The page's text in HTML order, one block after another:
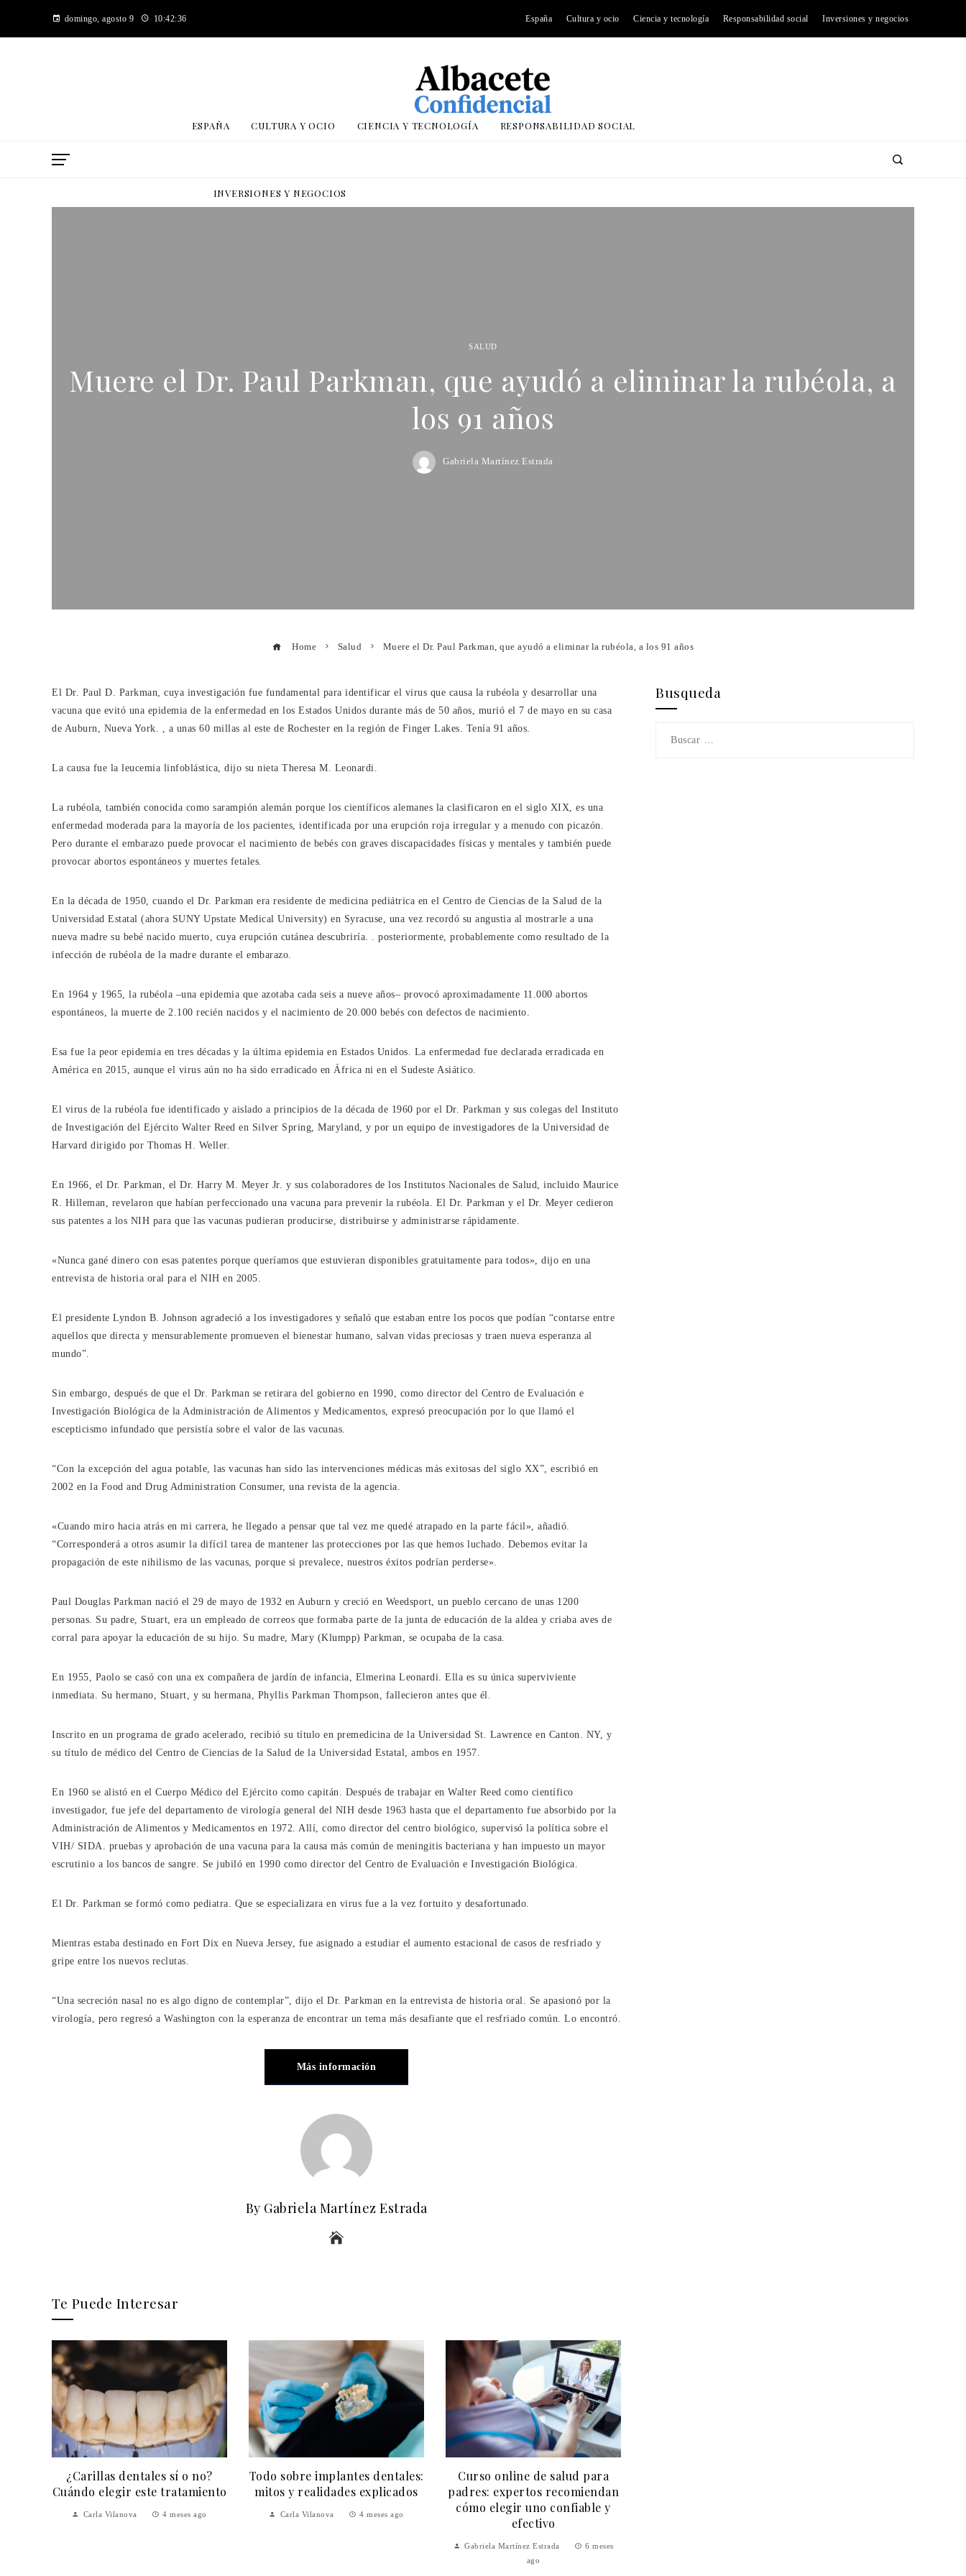
domingo, agosto 9 10:42:37 España Cultura y ocio Ciencia y tecnología Responsabilidad social Inversiones y negocios
ESPAÑA CULTURA Y OCIO CIENCIA Y TECNOLOGÍA RESPONSABILIDAD SOCIAL
INVERSIONES Y NEGOCIOS
SALUD
Muere el Dr. Paul Parkman, que ayudó a eliminar la rubéola, a
los 91 años
Gabriela Martínez Estrada
Home Salud Muere el Dr. Paul Parkman, que ayudó a eliminar la rubéola, a los 91 años
El Dr. Paul D. Parkman, cuya investigación fue fundamental para identificar el virus que causa la rubéola y desarrollar una
vacuna que evitó una epidemia de la enfermedad en los Estados Unidos durante más de 50 años, murió el 7 de mayo en su casa
de Auburn, Nueva York. , a unas 60 millas al este de Rochester en la región de Finger Lakes. Tenía 91 años.
La causa fue la leucemia linfoblástica, dijo su nieta Theresa M. Leonardi.
La rubéola, también conocida como sarampión alemán porque los científicos alemanes la clasificaron en el siglo XIX, es una
enfermedad moderada para la mayoría de los pacientes, identificada por una erupción roja irregular y a menudo con picazón.
Pero durante el embarazo puede provocar el nacimiento de bebés con graves discapacidades físicas y mentales y también puede
provocar abortos espontáneos y muertes fetales.
En la década de 1950, cuando el Dr. Parkman era residente de medicina pediátrica en el Centro de Ciencias de la Salud de la
Universidad Estatal (ahora SUNY Upstate Medical University) en Syracuse, una vez recordó su angustia al mostrarle a una
nueva madre su bebé nacido muerto, cuya erupción cutánea descubriría. . posteriormente, probablemente como resultado de la
infección de rubéola de la madre durante el embarazo.
En 1964 y 1965, la rubéola –una epidemia que azotaba cada seis a nueve años– provocó aproximadamente 11.000 abortos
espontáneos, la muerte de 2.100 recién nacidos y el nacimiento de 20.000 bebés con defectos de nacimiento.
Esa fue la peor epidemia en tres décadas y la última epidemia en Estados Unidos. La enfermedad fue declarada erradicada en
América en 2015, aunque el virus aún no ha sido erradicado en África ni en el Sudeste Asiático.
El virus de la rubéola fue identificado y aislado a principios de la década de 1960 por el Dr. Parkman y sus colegas del Instituto
de Investigación del Ejército Walter Reed en Silver Spring, Maryland, y por un equipo de investigadores de la Universidad de
Harvard dirigido por Thomas H. Weller.
En 1966, el Dr. Parkman, el Dr. Harry M. Meyer Jr. y sus colaboradores de los Institutos Nacionales de Salud, incluido Maurice
R. Hilleman, revelaron que habían perfeccionado una vacuna para prevenir la rubéola. El Dr. Parkman y el Dr. Meyer cedieron
sus patentes a los NIH para que las vacunas pudieran producirse, distribuirse y administrarse rápidamente.
«Nunca gané dinero con esas patentes porque queríamos que estuvieran disponibles gratuitamente para todos», dijo en una
entrevista de historia oral para el NIH en 2005.
El presidente Lyndon B. Johnson agradeció a los investigadores y señaló que estaban entre los pocos que podían “contarse entre
aquellos que directa y mensurablemente promueven el bienestar humano, salvan vidas preciosas y traen nueva esperanza al
mundo”.
Sin embargo, después de que el Dr. Parkman se retirara del gobierno en 1990, como director del Centro de Evaluación e
Investigación Biológica de la Administración de Alimentos y Medicamentos, expresó preocupación por lo que llamó el
escepticismo infundado que persistía sobre el valor de las vacunas.
“Con la excepción del agua potable, las vacunas han sido las intervenciones médicas más exitosas del siglo XX”, escribió en
2002 en la Food and Drug Administration Consumer, una revista de la agencia.
«Cuando miro hacia atrás en mi carrera, he llegado a pensar que tal vez me quedé atrapado en la parte fácil», añadió.
“Corresponderá a otros asumir la difícil tarea de mantener las protecciones por las que hemos luchado. Debemos evitar la
propagación de este nihilismo de las vacunas, porque si prevalece, nuestros éxitos podrían perderse».
Paul Douglas Parkman nació el 29 de mayo de 1932 en Auburn y creció en Weedsport, un pueblo cercano de unas 1200
personas. Su padre, Stuart, era un empleado de correos que formaba parte de la junta de educación de la aldea y criaba aves de
corral para apoyar la educación de su hijo. Su madre, Mary (Klumpp) Parkman, se ocupaba de la casa.
En 1955, Paolo se casó con una ex compañera de jardín de infancia, Elmerina Leonardi. Ella es su única superviviente
inmediata. Su hermano, Stuart, y su hermana, Phyllis Parkman Thompson, fallecieron antes que él.
Inscrito en un programa de grado acelerado, recibió su título en premedicina de la Universidad St. Lawrence en Canton. NY, y
su título de médico del Centro de Ciencias de la Salud de la Universidad Estatal, ambos en 1957.
En 1960 se alistó en el Cuerpo Médico del Ejército como capitán. Después de trabajar en Walter Reed como científico
investigador, fue jefe del departamento de virología general del NIH desde 1963 hasta que el departamento fue absorbido por la
Administración de Alimentos y Medicamentos en 1972. Allí, como director del centro biológico, supervisó la política sobre el
VIH/ SIDA. pruebas y aprobación de una vacuna para la causa más común de meningitis bacteriana y han impuesto un mayor
escrutinio a los bancos de sangre. Se jubiló en 1990 como director del Centro de Evaluación e Investigación Biológica.
El Dr. Parkman se formó como pediatra. Que se especializara en virus fue a la vez fortuito y desafortunado.
Mientras estaba destinado en Fort Dix en Nueva Jersey, fue asignado a estudiar el aumento estacional de casos de resfriado y
gripe entre los nuevos reclutas.
“Una secreción nasal no es algo digno de contemplar”, dijo el Dr. Parkman en la entrevista de historia oral. Se apasionó por la
virología, pero regresó a Washington con la esperanza de encontrar un tema más desafiante que el resfriado común. Lo encontró.
Más información
By Gabriela Martínez Estrada
Te Puede Interesar
¿Carillas dentales sí o no?
Cuándo elegir este tratamiento
Carla Vilanova 4 meses ago
Todo sobre implantes dentales:
mitos y realidades explicados
Carla Vilanova 4 meses ago
Curso online de salud para
padres: expertos recomiendan
cómo elegir uno confiable y
efectivo
Gabriela Martínez Estrada
6 meses
ago
Busqueda